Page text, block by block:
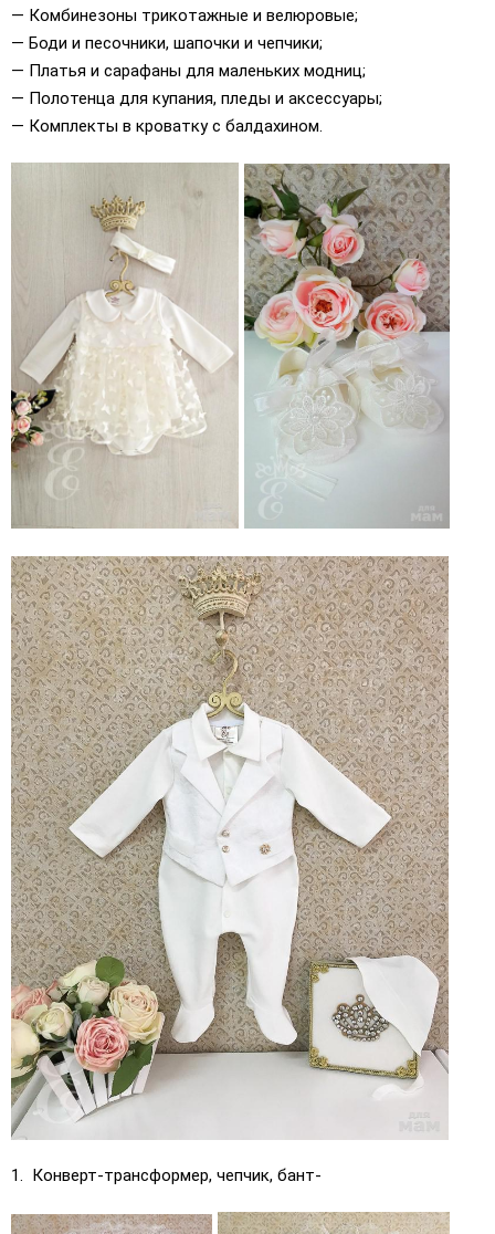
— Комбинезоны трикотажные и велюровые;
— Боди и песочники, шапочки и чепчики;
— Платья и сарафаны для маленьких модниц;
— Полотенца для купания, пледы и аксессуары;
— Комплекты в кроватку с балдахином.
1. Конверт-трансформер, чепчик, бант-